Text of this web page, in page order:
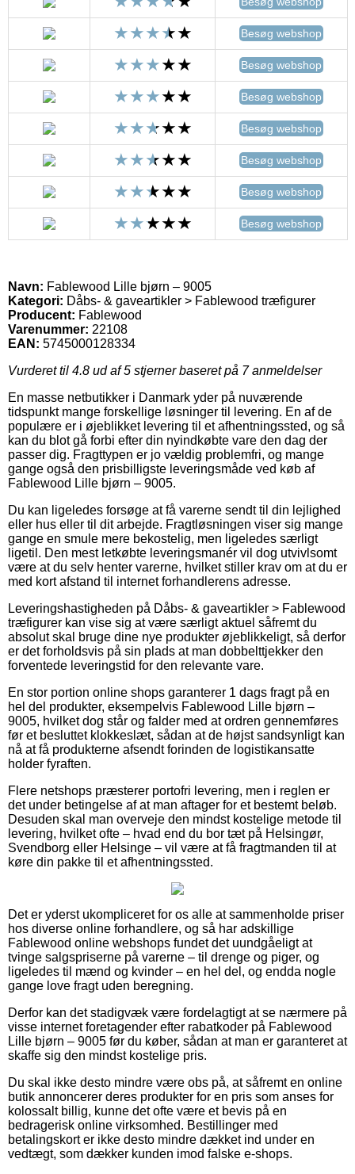
Besøg webshop
Besøg webshop
Besøg webshop
Besøg webshop
Besøg webshop
Besøg webshop
Besøg webshop
Navn: Fablewood Lille bjørn – 9005
Kategori: Dåbs- & gaveartikler > Fablewood træfigurer
Producent: Fablewood
Varenummer: 22108
EAN: 5745000128334
Vurderet til 4.8 ud af 5 stjerner baseret på 7anmeldelser
En masse netbutikker i Danmark yder på nuværende
tidspunkt mange forskellige løsninger til levering. En af de
populære er i øjeblikket levering til et afhentningssted, og så
kan du blot gå forbi efter din nyindkøbte vare den dag der
passer dig. Fragttypen er jo vældig problemfri, og mange
gange også den prisbilligste leveringsmåde ved køb af
Fablewood Lille bjørn – 9005.
Du kan ligeledes forsøge at få varerne sendt til din lejlighed
eller hus eller til dit arbejde. Fragtløsningen viser sig mange
gange en smule mere bekostelig, men ligeledes særligt
ligetil. Den mest letkøbte leveringsmanér vil dog utvivlsomt
være at du selv henter varerne, hvilket stiller krav om at du er
med kort afstand til internet forhandlerens adresse.
Leveringshastigheden på Dåbs- & gaveartikler > Fablewood
træfigurer kan vise sig at være særligt aktuel såfremt du
absolut skal bruge dine nye produkter øjeblikkeligt, så derfor
er det forholdsvis på sin plads at man dobbelttjekker den
forventede leveringstid for den relevante vare.
En stor portion online shops garanterer 1 dags fragt på en
hel del produkter, eksempelvis Fablewood Lille bjørn –
9005, hvilket dog står og falder med at ordren gennemføres
før et besluttet klokkeslæt, sådan at de højst sandsynligt kan
nå at få produkterne afsendt forinden de logistikansatte
holder fyraften.
Flere netshops præsterer portofri levering, men i reglen er
det under betingelse af at man aftager for et bestemt beløb.
Desuden skal man overveje den mindst kostelige metode til
levering, hvilket ofte – hvad end du bor tæt på Helsingør,
Svendborg eller Helsinge – vil være at få fragtmanden til at
køre din pakke til et afhentningssted.
Det er yderst ukompliceret for os alle at sammenholde priser
hos diverse online forhandlere, og så har adskillige
Fablewood online webshops fundet det uundgåeligt at
tvinge salgspriserne på varerne – til drenge og piger, og
ligeledes til mænd og kvinder – en hel del, og endda nogle
gange love fragt uden beregning.
Derfor kan det stadigvæk være fordelagtigt at se nærmere på
visse internet foretagender efter rabatkoder på Fablewood
Lille bjørn – 9005 før du køber, sådan at man er garanteret at
skaffe sig den mindst kostelige pris.
Du skal ikke desto mindre være obs på, at såfremt en online
butik annoncerer deres produkter for en pris som anses for
kolossalt billig, kunne det ofte være et bevis på en
bedragerisk online virksomhed. Bestillinger med
betalingskort er ikke desto mindre dækket ind under en
vedtægt, som dækker kunden imod falske e-shops.